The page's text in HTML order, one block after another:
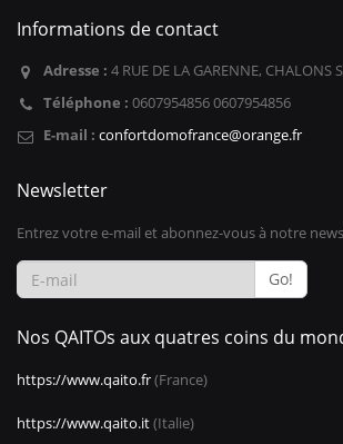
Informations de contact
Adresse : 4 RUE DE LA GARENNE, CHALONS
Téléphone : 0607954856 0607954856
E-mail : confortdomofrance@orange.fr
Newsletter
Entrez votre e-mail et abonnez-vous à notre
Go!
Nos QAITOs aux quatres coins du
https://www.qaito.fr(France)
https://www.qaito.it(Italie)